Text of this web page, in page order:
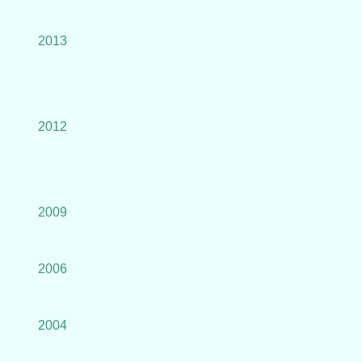
2013
2012
2009
2006
2004